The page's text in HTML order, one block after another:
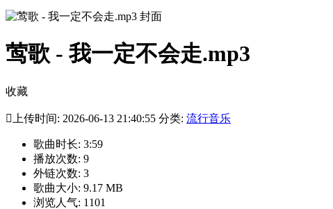
莺歌 - 我一定不会走.mp3
收藏
 上传时间: 2026-06-13 21:40:55 分类: 流行音乐
歌曲时长: 3:59
播放次数: 9
外链次数: 3
歌曲大小: 9.17 MB
浏览人气: 1101